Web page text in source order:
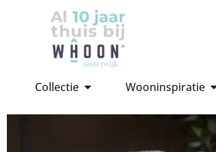
Collectie Wooninspiratie